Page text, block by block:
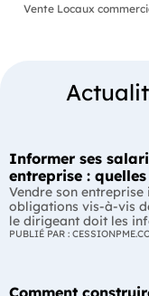
Vente Locaux
Informer ses
entreprise :
Vendre son
obligations vis-à-vis
le dirigeant doit les
leur permettre, s'ils le
PUBLIÉ PAR :
Comment